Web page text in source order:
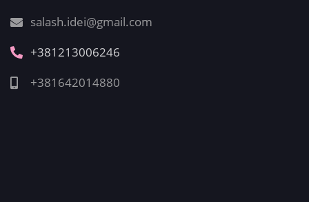
salash.idei@gmail.com
+381213006246
+381642014880